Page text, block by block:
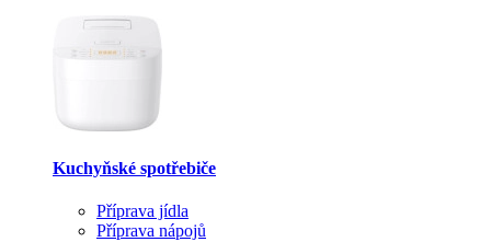
Kuchyňské spotřebiče
Příprava jídla
Příprava nápojů